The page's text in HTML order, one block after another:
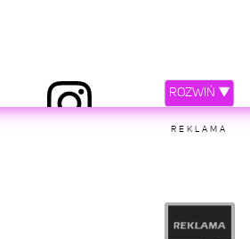
Maciej Musiał (@maciejmusial_official)
ROZWIŃ ▼
REKLAMA